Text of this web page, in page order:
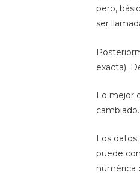
pero,
ser
exacta).
Lo mejor
Los
puede
numérica